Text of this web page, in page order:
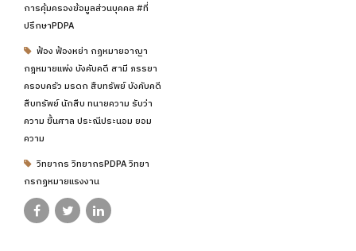
การคุ้มครองข้อมูลส่วนบุคคล #ที่
ปรึกษาPDPA
ฟ้อง ฟ้องหย่า กฏหมายอาญา
กฎหมายแพ่ง บังคับคดี สามี ภรรยา
ครอบครัว มรดก สืบทรัพย์ บังคับคดี
สืบทรัพย์ นักสืบ ทนายความ รับว่า
ความ ขึ้นศาล ประณีประนอม ยอม
ความ
วิทยากร วิทยากรPDPA วิทยา
กรกฏหมายแรงงาน